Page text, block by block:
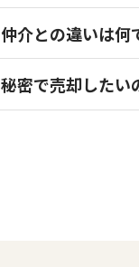
仲介との違いは何
秘密で売却したい